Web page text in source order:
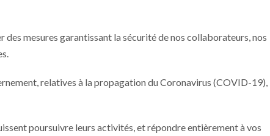
mesures garantissant la sécurité de nos collaborateurs, nos
relatives à la propagation du Coronavirus (COVID-19),
poursuivre leurs activités, et répondre entièrement à vos